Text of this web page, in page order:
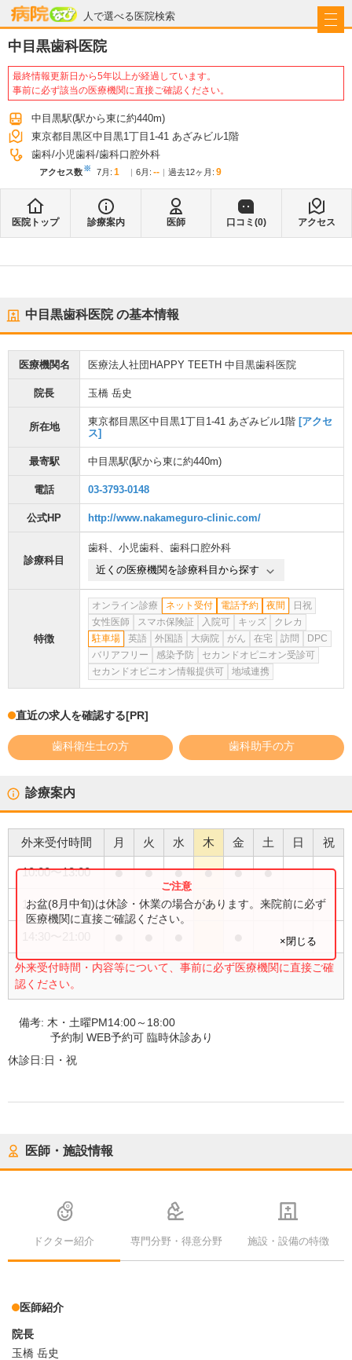
人で選べる医院検索
病院なび
中目黒歯科医院
最終情報更新日から5年以上が経過しています。
事前に必ず該当の医療機関に直接ご確認ください。
中目黒駅(駅から東に約440m)
東京都目黒区中目黒1丁目1-41 あざみビル1階
歯科 小児歯科 歯科口腔外科
アクセス数※ 7月 : 1 6月 : -- 過去12ヶ月: 9
医院トップ 診療案内 医師 口コミ(0) アクセス
中目黒歯科医院の基本情報
医療機関名 医療法人社団HAPPY TEETH 中目黒歯科医院
院長 玉橋 岳史
所在地 東京都目黒区中目黒1丁目1-41 あざみビル1階 [アクセ
ス]
最寄駅 中目黒駅(駅から東に約440m)
電話 03-3793-0148
公式HP http://www.nakameguro-clinic.com/
診療科目
歯科、 小児歯科、 歯科口腔外科
近くの医療機関を診療科目から探す
特徴
オンライン診療 ネット受付 電話予約 夜間
日祝
女性医師
スマホ保険証 入院可 キッズ
クレカ
駐車場
英語 外国語 大病院 がん 在宅 訪問
DPC
バリアフリー
感染予防
セカンドオピニオン受診可
セカンドオピニオン情報提供可
地域連携
直近の求人を確認する[PR]
歯科衛生士の方 歯科助手の方
診療案内
外来受付時間 月 火 水 木 金 土 日 祝
10:00〜13:00 ● ● ● ● ● ●
14:00〜18:00 ● ●
外来受付時間・内容等について、事前に必ず医療機関に直接ご確
認ください。
お盆(8月中旬)は休診・休業の場合があります。来院前に必ず
医療機関に直接ご確認ください。
×閉じる
備考: 木・土曜PM14:00～18:00
予約制 WEB予約可 臨時休診あり
休診日:日・祝
医師・施設情報
ドクター紹介 専門分野・得意分野 施設・設備の特徴
医師紹介
院長
玉橋 岳史